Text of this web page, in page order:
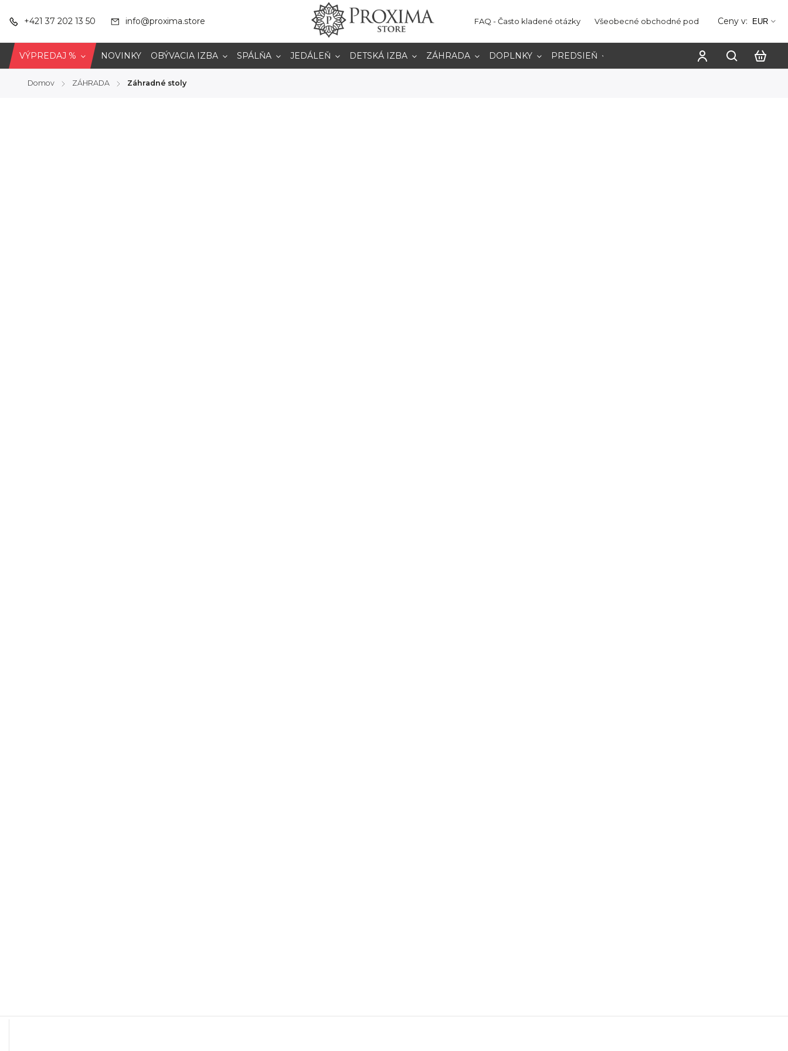
+421 37 202 13 50 info@proxima.store FAQ - Často kladené otázky Všeobecné obchodné podmienky Ochrana
Ceny v: EUR
VÝPREDAJ % NOVINKY OBÝVACIA IZBA SPÁLŇA JEDÁLEŇ DETSKÁ IZBA ZÁHRADA DOPLNKY PREDSIEŇ
Domov / ZÁHRADA / Záhradné stoly